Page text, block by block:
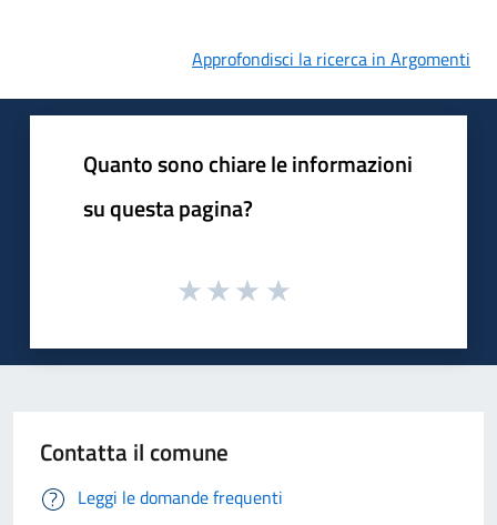
Approfondisci la ricerca in Argomenti
Quanto sono chiare le informazioni
su questa pagina?
Contatta il comune
Leggi le domande frequenti